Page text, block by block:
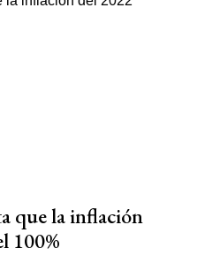
que la inflación
100%